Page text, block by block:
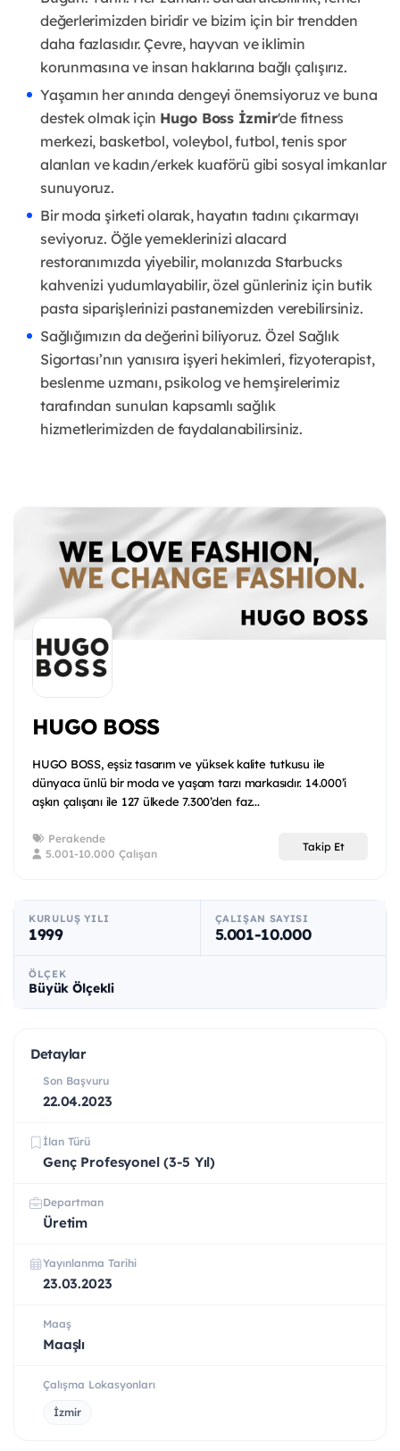
değerlerimizden biridir ve bizim için bir trendden
daha fazlasıdır. Çevre, hayvan ve iklimin
korunmasına ve insan haklarına bağlı çalışırız.
Yaşamın her anında dengeyi önemsiyoruz ve buna
destek olmak için Hugo Boss İzmir'de fitness
merkezi, basketbol, voleybol, futbol, tenis spor
alanları ve kadın/erkek kuaförü gibi sosyal imkanlar
sunuyoruz.
Bir moda şirketi olarak, hayatın tadını çıkarmayı
seviyoruz. Öğle yemeklerinizi alacard
restoranımızda yiyebilir, molanızda Starbucks
kahvenizi yudumlayabilir, özel günleriniz için butik
pasta siparişlerinizi pastanemizden verebilirsiniz.
Sağlığımızın da değerini biliyoruz. Özel Sağlık
Sigortası’nın yanısıra işyeri hekimleri, fizyoterapist,
beslenme uzmanı, psikolog ve hemşirelerimiz
tarafından sunulan kapsamlı sağlık
hizmetlerimizden de faydalanabilirsiniz.
HUGO BOSS
HUGO BOSS, eşsiz tasarım ve yüksek kalite tutkusu ile
dünyaca ünlü bir moda ve yaşam tarzı markasıdır. 14.000’i
aşkın çalışanı ile 127 ülkede 7.300’den faz...
Perakende
5.001-10.000 Çalışan
Takip Et
KURULUŞ YILI
1999
ÇALIŞAN SAYISI
5.001-10.000
ÖLÇEK
Büyük Ölçekli
Detaylar
Son Başvuru
22.04.2023
İlan Türü
Genç Profesyonel (3-5 Yıl)
Departman
Üretim
Yayınlanma Tarihi
23.03.2023
Maaş
Maaşlı
Çalışma Lokasyonları
İzmir